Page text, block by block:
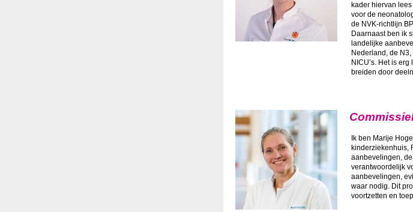
kader hiervan
voor de
de NVK-richtlijn
Daarnaast ben ik
landelijke
Nederland, de
NICU’s. Het is
breiden door
Ik ben Marije
kinderziekenhuis,
aanbevelingen,
verantwoordelijk
aanbevelingen,
waar nodig. Dit
voortzetten en